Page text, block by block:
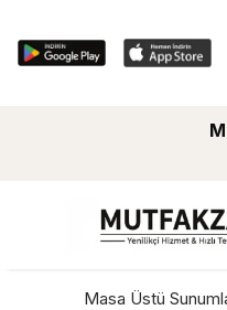
Masa Üstü